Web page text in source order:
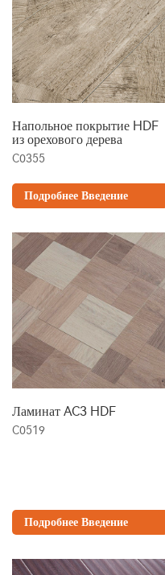
Напольное покрытие HDF
из орехового дерева
C0355
Подробнее Введение
Ламинат AC3 HDF
C0519
Подробнее Введение